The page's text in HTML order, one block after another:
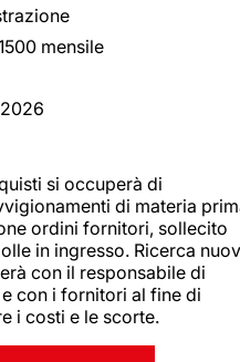
mensile
si occuperà di
di materia
ordini fornitori, sollecito
in ingresso. Ricerca
con il responsabile di
con i fornitori al fine di
i costi e le scorte.